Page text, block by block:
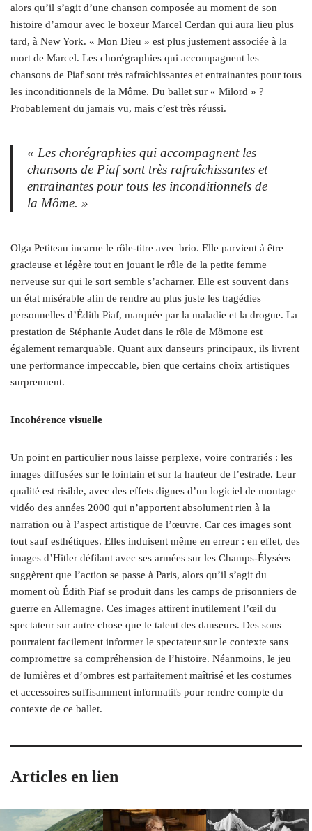
alors qu’il s’agit d’une chanson composée au moment de son
histoire d’amour avec le boxeur Marcel Cerdan qui aura lieu plus
tard, à New York. « Mon Dieu » est plus justement associée à la
mort de Marcel. Les chorégraphies qui accompagnent les
chansons de Piaf sont très rafraîchissantes et entrainantes pour tous
les inconditionnels de la Môme. Du ballet sur « Milord » ?
Probablement du jamais vu, mais c’est très réussi.
« Les chorégraphies qui accompagnent les
chansons de Piaf sont très rafraîchissantes et
entrainantes pour tous les inconditionnels de
la Môme. »
Olga Petiteau incarne le rôle-titre avec brio. Elle parvient à être
gracieuse et légère tout en jouant le rôle de la petite femme
nerveuse sur qui le sort semble s’acharner. Elle est souvent dans
un état misérable afin de rendre au plus juste les tragédies
personnelles d’Édith Piaf, marquée par la maladie et la drogue. La
prestation de Stéphanie Audet dans le rôle de Mômone est
également remarquable. Quant aux danseurs principaux, ils livrent
une performance impeccable, bien que certains choix artistiques
surprennent.
Incohérence visuelle
Un point en particulier nous laisse perplexe, voire contrariés : les
images diffusées sur le lointain et sur la hauteur de l’estrade. Leur
qualité est risible, avec des effets dignes d’un logiciel de montage
vidéo des années 2000 qui n’apportent absolument rien à la
narration ou à l’aspect artistique de l’œuvre. Car ces images sont
tout sauf esthétiques. Elles induisent même en erreur : en effet, des
images d’Hitler défilant avec ses armées sur les Champs-Élysées
suggèrent que l’action se passe à Paris, alors qu’il s’agit du
moment où Édith Piaf se produit dans les camps de prisonniers de
guerre en Allemagne. Ces images attirent inutilement l’œil du
spectateur sur autre chose que le talent des danseurs. Des sons
pourraient facilement informer le spectateur sur le contexte sans
compromettre sa compréhension de l’histoire. Néanmoins, le jeu
de lumières et d’ombres est parfaitement maîtrisé et les costumes
et accessoires suffisamment informatifs pour rendre compte du
contexte de ce ballet.
Articles en lien